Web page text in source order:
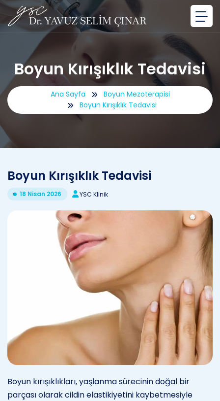
Boyun Kırışıklık Tedavisi
Ana Sayfa
Boyun Mezoterapisi
Boyun Kırışıklık Tedavisi
Boyun Kırışıklık Tedavisi
18 Nisan 2026 YSC Klinik
Boyun kırışıklıkları, yaşlanma sürecinin doğal bir
parçası olarak cildin elastikiyetini kaybetmesiyle